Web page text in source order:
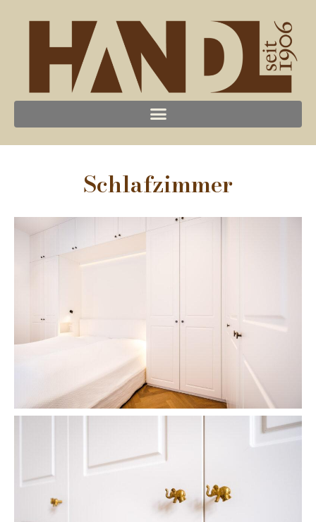
Schlafzimmer